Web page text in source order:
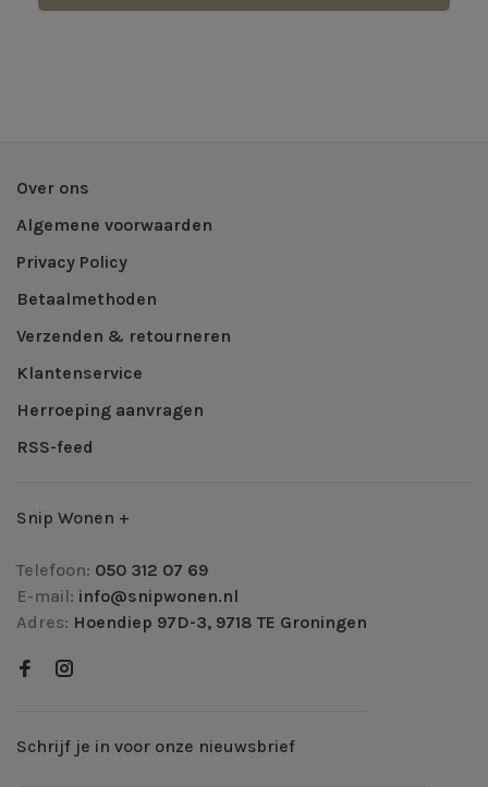
Over ons
Algemene voorwaarden
Privacy Policy
Betaalmethoden
Verzenden & retourneren
Klantenservice
Herroeping aanvragen
RSS-feed
Snip Wonen +
Telefoon: 050 312 07 69
E-mail: info@snipwonen.nl
Adres: Hoendiep 97D-3, 9718 TE Groningen
Schrijf je in voor onze nieuwsbrief